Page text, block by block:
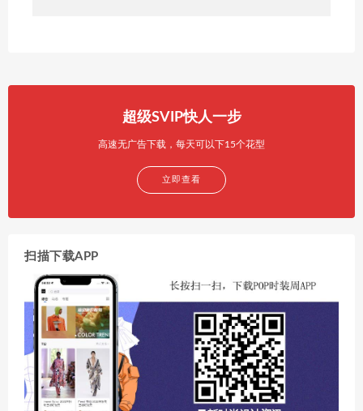
超级SVIP快人一步
高速无广告下载，每天可以下15个花型
立即查看
扫描下载APP